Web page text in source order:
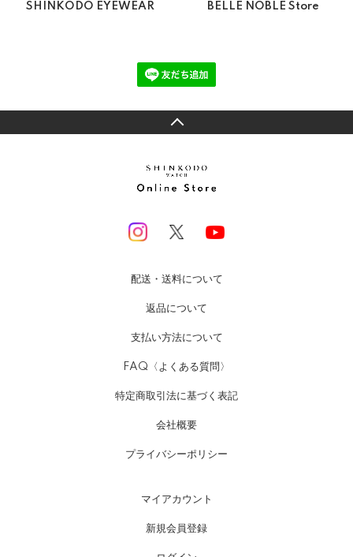
SHINKODO EYEWEAR BELLE NOBLE Store
配送・送料について
返品について
支払い方法について
FAQ〈よくある質問〉
特定商取引法に基づく表記
会社概要
プライバシーポリシー
マイアカウント
新規会員登録